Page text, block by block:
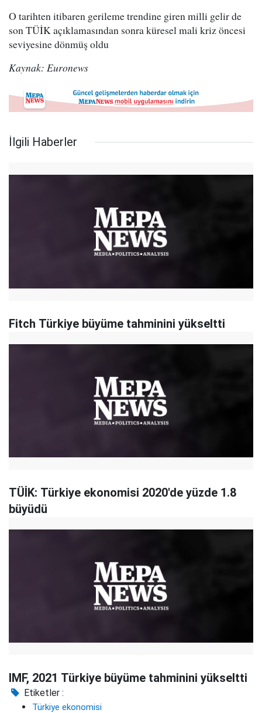
O tarihten itibaren gerileme trendine giren milli gelir de
son TÜİK açıklamasından sonra küresel mali kriz öncesi
seviyesine dönmüş oldu
Kaynak: Euronews
İlgili Haberler
Fitch Türkiye büyüme tahminini yükseltti
TÜİK: Türkiye ekonomisi 2020'de yüzde 1.8
büyüdü
IMF, 2021 Türkiye büyüme tahminini yükseltti
Etiketler :
Türkiye ekonomisi